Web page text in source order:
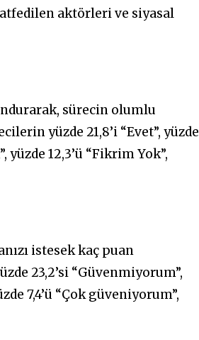
aktörleri ve siyasal
sürecin olumlu
yüzde 21,8’i “Evet”, yüzde
yüzde 12,3’ü “Fikrim Yok”,
istesek kaç puan
23,2’si “Güvenmiyorum”,
7,4’ü “Çok güveniyorum”,